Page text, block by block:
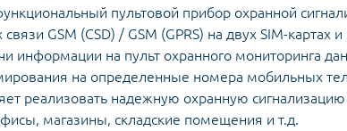
пультовой прибор охранной
связи GSM (CSD) / GSM (GPRS) на двух SIM-
информации на пульт охранного мониторинга
на определенные номера мобильных
реализовать надежную охранную
магазины, складские помещения и т.д.